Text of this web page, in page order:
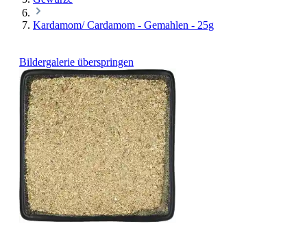
Kardamom/ Cardamom - Gemahlen - 25g
Bildergalerie überspringen